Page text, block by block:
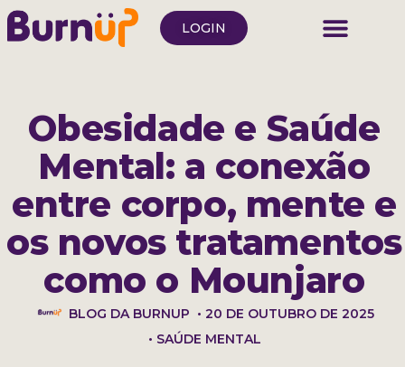
LOGIN
Obesidade e Saúde
Mental: a conexão
entre corpo, mente e
os novos tratamentos
como o Mounjaro
BLOG DA BURNUP • 20 DE OUTUBRO DE 2025
• SAÚDE MENTAL